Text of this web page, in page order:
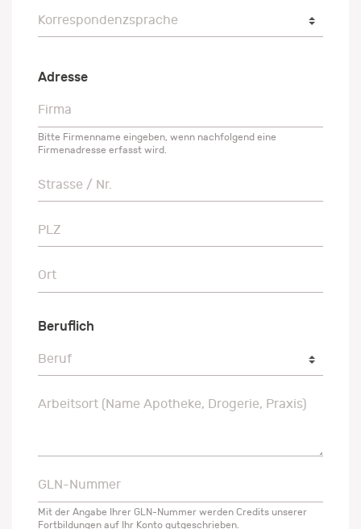
Korrespondenzsprache
Korrespondenzsprache
Adresse
Firma
Firma
Bitte Firmenname eingeben, wenn nachfolgend eine
Firmenadresse erfasst wird.
Strasse / Nr.
Strasse / Nr.
PLZ
PLZ
Ort
Ort
Beruflich
Beruf
Beruf
Arbeitsort (Name Apotheke, Drogerie, Praxis)
Arbeitsort (Name Apotheke, Drogerie, Praxis)
GLN-Nummer
GLN-Nummer
Mit der Angabe Ihrer GLN-Nummer werden Credits unserer
Fortbildungen auf Ihr Konto gutgeschrieben.